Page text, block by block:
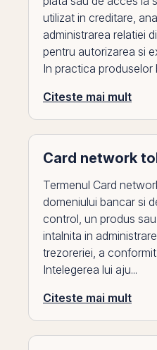
utilizat in creditare,
administrarea relatiei
pentru autorizarea si
In practica produselor
Citeste mai mult
Card network
Termenul Card
domeniului bancar si
control, un produs
intalnita in
trezoreriei, a
Intelegerea lui aju...
Citeste mai mult